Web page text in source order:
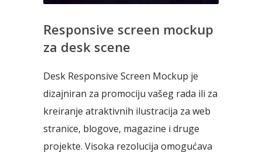
Responsive screen mockup
za desk scene
Desk Responsive Screen Mockup je
dizajniran za promociju vašeg rada ili za
kreiranje atraktivnih ilustracija za web
stranice, blogove, magazine i druge
projekte. Visoka rezolucija omogućava